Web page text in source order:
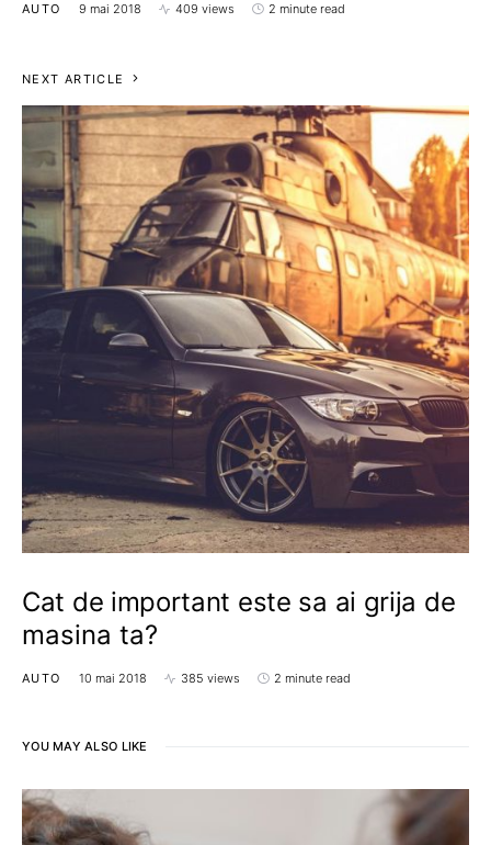
AUTO 9 mai 2018 409 views 2 minute read
NEXT ARTICLE
Cat de important este sa ai grija de
masina ta?
AUTO 10 mai 2018 385 views 2 minute read
YOU MAY ALSO LIKE